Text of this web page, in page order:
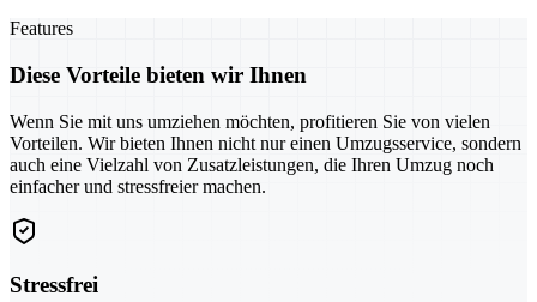
Features
Diese Vorteile bieten wir Ihnen
Wenn Sie mit uns umziehen möchten, profitieren Sie von vielen
Vorteilen. Wir bieten Ihnen nicht nur einen Umzugsservice, sondern
auch eine Vielzahl von Zusatzleistungen, die Ihren Umzug noch
einfacher und stressfreier machen.
Stressfrei